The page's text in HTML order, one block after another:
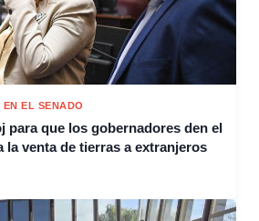
EL SENADO
para que los gobernadores den el
la venta de tierras a extranjeros